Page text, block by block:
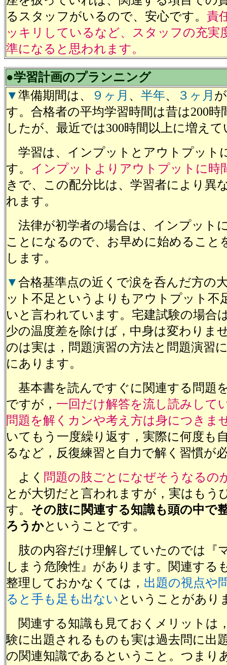
るスタッフがいるので、安心です。 責
ッキリしているなど、スタッフの充実
準になると思われます。
●学習計画のプランニング
▼準備期間は、 ９ヶ月 、 半年、 ３ヶ月
す。合格者の平均学習時間は昔は200時
したが、最近では300時間以上に増え
学習は、インプットとアウトプット
す。 インプットよりアウトプットに時
きで、この配分比は、学習者により異
れます。
法律が初学者の場合は、インプット
ことになるので、お早めに始めること
します。
▼合格基準点の近くで涙を呑んだ方の
ット不足というよりもアウトプット不
いと言われています。宅建試験の場合
少の温度差を除けば，中身は変わりま
のは実は，問題演習の方法と問題演習
にあります。
基本書を読んですぐに関連する問題
ですが， 一回だけ解答を流し読みして
問題を解くカンや考え方は身につきま
いてもう一度繰り返す，実際に何度も
るなど，反復練習と自力で解く習慣が
よく 問題の肢ごとになぜそうなるの
とが大切だと言われますが，実はもう
す。 その肢に関連する知識も頭の中で
ろうかということです。
肢の内容だけ理解していたのでは『
しまう危険性』があります。関連する
整理しておかなくては， 出題の視点や
ると手も足も出ない ということがあり
関連する知識も見ておくメリットは
験に出題されるものも実は過去問に出
の関連知識であるということ。つまり